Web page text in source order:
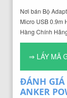
Nơi bán Bộ
Micro USB 0.9m
Hàng Chính
⇒ LẤY MÃ
ĐÁNH GIÁ
ANKER